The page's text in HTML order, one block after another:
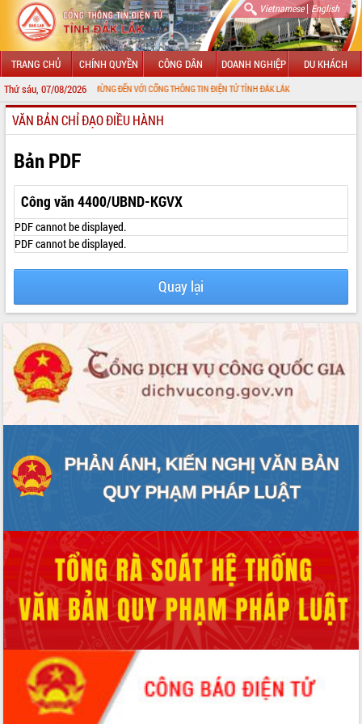
Vietnamese| English
TRANG CHỦ CHÍNH QUYỀN CÔNG DÂN DOANH NGHIỆP DU KHÁCH
Thứ sáu, 07/08/2026
CHÀO MỪNG ĐẾN VỚI CỔNG THÔNG TIN ĐIỆN TỬ TỈNH ĐẮK LẮK
GIỚI THIỆU
LÃNH ĐẠO UBND TỈNH
TIN TỨC SỰ KIỆN
SỞ, BAN, NGÀNH
UBND CÁC XÃ, PHƯỜNG
HỆ THỐNG VĂN BẢN
VĂN BẢN HĐND TỈNH
ĐIỂM TIN VĂN BẢN
QUY HOẠCH - KẾ HOẠCH
VĂN BẢN CHỈ ĐẠO ĐIỀU HÀNH
Bản PDF
Công văn 4400/UBND-KGVX
PDF cannot be displayed.
PDF cannot be displayed.
Quay lại